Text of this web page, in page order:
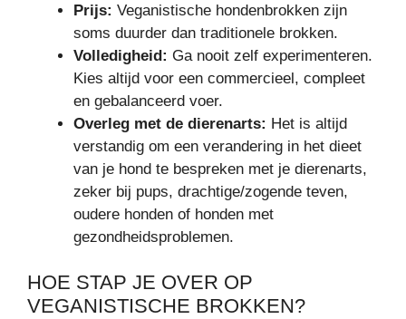
Prijs: Veganistische hondenbrokken zijn
soms duurder dan traditionele brokken.
Volledigheid: Ga nooit zelf experimenteren.
Kies altijd voor een commercieel, compleet
en gebalanceerd voer.
Overleg met de dierenarts: Het is altijd
verstandig om een verandering in het dieet
van je hond te bespreken met je dierenarts,
zeker bij pups, drachtige/zogende teven,
oudere honden of honden met
gezondheidsproblemen.
HOE STAP JE OVER OP
VEGANISTISCHE BROKKEN?